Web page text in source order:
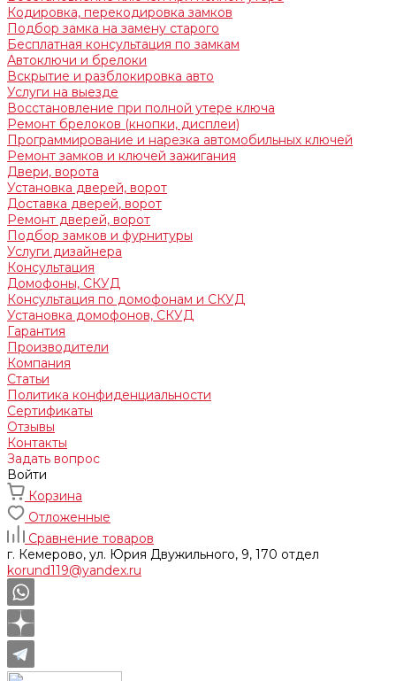
Кодировка, перекодировка замков
Подбор замка на замену старого
Бесплатная консультация по замкам
Автоключи и брелоки
Вскрытие и разблокировка авто
Услуги на выезде
Восстановление при полной утере ключа
Ремонт брелоков (кнопки, дисплеи)
Программирование и нарезка автомобильных ключей
Ремонт замков и ключей зажигания
Двери, ворота
Установка дверей, ворот
Доставка дверей, ворот
Ремонт дверей, ворот
Подбор замков и фурнитуры
Услуги дизайнера
Консультация
Домофоны, СКУД
Консультация по домофонам и СКУД
Установка домофонов, СКУД
Гарантия
Производители
Компания
Статьи
Политика конфиденциальности
Сертификаты
Отзывы
Контакты
Задать вопрос
Войти
Корзина
Отложенные
Сравнение товаров
г. Кемерово, ул. Юрия Двужильного, 9, 170 отдел
korund119@yandex.ru